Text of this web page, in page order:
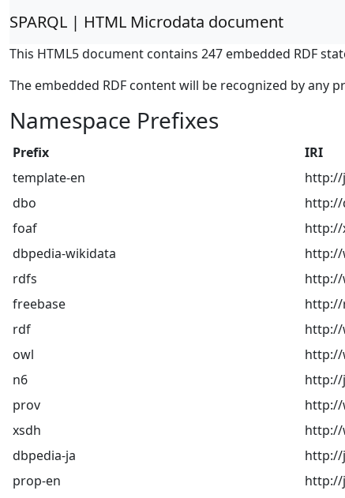
SPARQL | HTML Microdata document
This HTML5 document contains 247 embedded RDF
The embedded RDF content will be recognized by any
Namespace Prefixes
Prefix
IRI
template-en
http://
dbo
http://
foaf
http://
dbpedia-wikidata
http://
rdfs
http://
freebase
http://
rdf
http://
owl
http://
n6
http://
prov
http://
xsdh
http://
dbpedia-ja
http://
prop-en
http://